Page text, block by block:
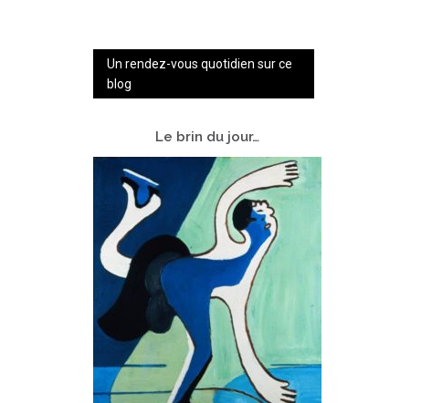
Un rendez-vous quotidien sur ce
blog
Le brin du jour…